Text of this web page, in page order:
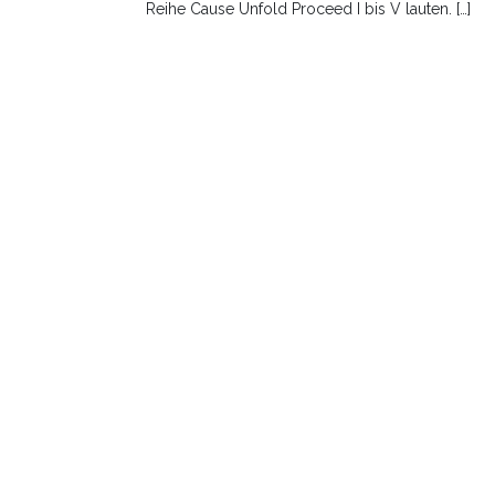
Reihe Cause Unfold Proceed I bis V lauten. […]